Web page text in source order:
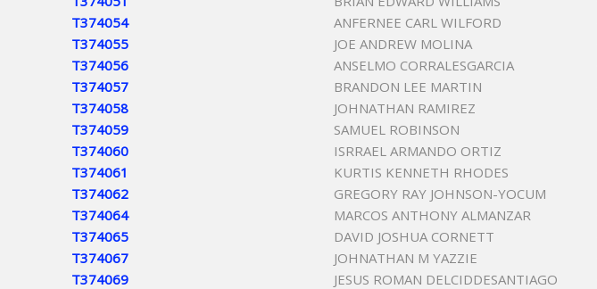
T374054
ANFERNEE CARL WILFORD
T374055
JOE ANDREW MOLINA
T374056
ANSELMO CORRALESGARCIA
T374057
BRANDON LEE MARTIN
T374058
JOHNATHAN RAMIREZ
T374059
SAMUEL ROBINSON
T374060
ISRRAEL ARMANDO ORTIZ
T374061
KURTIS KENNETH RHODES
T374062
GREGORY RAY JOHNSON-YOCUM
T374064
MARCOS ANTHONY ALMANZAR
T374065
DAVID JOSHUA CORNETT
T374067
JOHNATHAN M YAZZIE
T374069
JESUS ROMAN DELCIDDESANTIAGO